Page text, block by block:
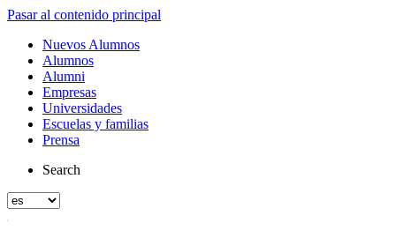
Pasar al contenido principal
Nuevos Alumnos
Alumnos
Alumni
Empresas
Universidades
Escuelas y familias
Prensa
Search